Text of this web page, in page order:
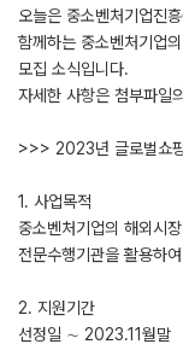
오늘은 중소벤처기업진
함께하는 중소벤처기업
모집 소식입니다.
자세한 사항은 첨부파일
>>> 2023년 글로벌쇼
1. 사업목적
중소벤처기업의 해외시
전문수행기관을 활용하
2. 지원기간
선정일 ∼ 2023.11월말